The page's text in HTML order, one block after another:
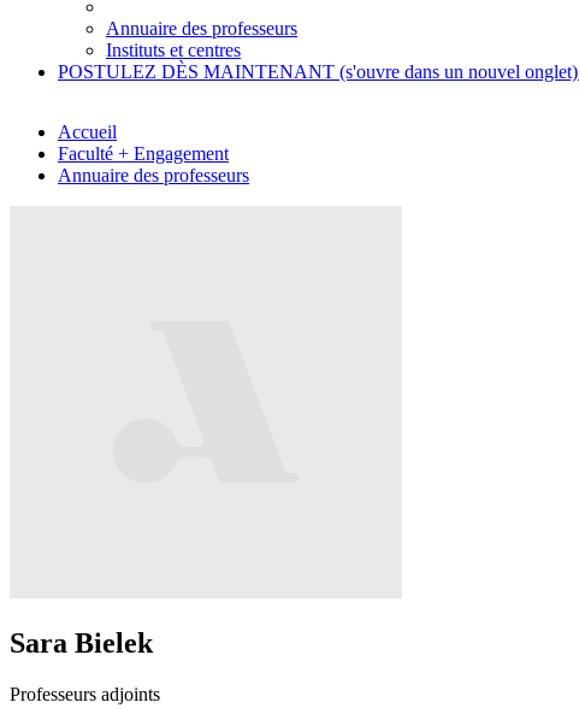
Annuaire des professeurs
Instituts et centres
POSTULEZ DÈS MAINTENANT (s'ouvre dans un nouvel onglet)
Accueil
Faculté + Engagement
Annuaire des professeurs
Sara Bielek
Professeurs adjoints